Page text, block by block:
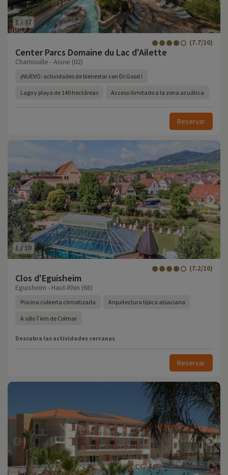
1 /37
Center Parcs Domaine du Lac d'Ailette
(7.7/10)
Chamouille - Aisne (02)
¡NUEVO: actividades de bienestar con Dr.Good !
Lago y playa de 140 hectáreas Acceso ilimitado a la zona acuática
Reservar
1 / 10
Clos d'Eguisheim
(7.2/10)
Eguisheim - Haut-Rhin (68)
Piscina cubierta climatizada Arquitectura típica alsaciana
A sólo 7 km de Colmar
Descubra las actividades cercanas
Reservar